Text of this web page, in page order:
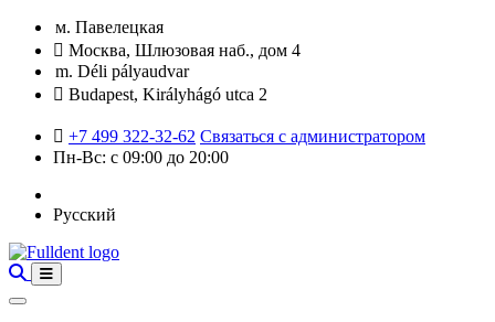
м. Павелецкая
Москва, Шлюзовая наб., дом 4
m. Déli pályaudvar
Budapest, Királyhágó utca 2
+7 499 322-32-62 Связаться с администратором
Пн-Вс: с 09:00 до 20:00
Русский